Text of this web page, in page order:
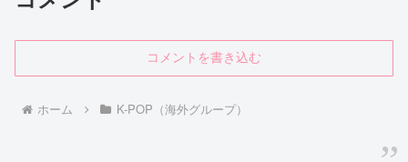
コメントを書き込む
ホーム K-POP（海外グループ）